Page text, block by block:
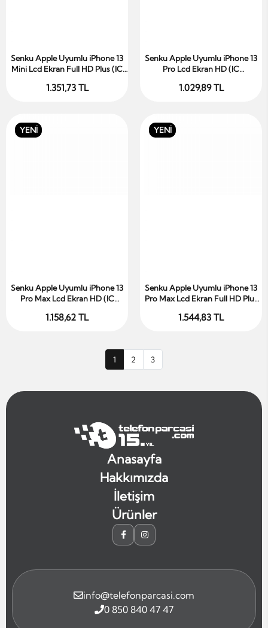
Sepete Ekle
Senku Apple Uyumlu iPhone 13
Mini Lcd Ekran Full HD Plus (IC
1.351,73 TL
Sepete Ekle
Senku Apple Uyumlu iPhone 13
Pro Lcd Ekran HD (IC
1.029,89 TL
YENİ
Sepete Ekle
Senku Apple Uyumlu iPhone 13
Pro Max Lcd Ekran HD (IC
1.158,62 TL
YENİ
Sepete Ekle
Senku Apple Uyumlu iPhone 13
Pro Max Lcd Ekran Full HD Plus
1.544,83 TL
1 2 3
Anasayfa
Hakkımızda
İletişim
Ürünler
info@telefonparcasi.com
0 850 840 47 47